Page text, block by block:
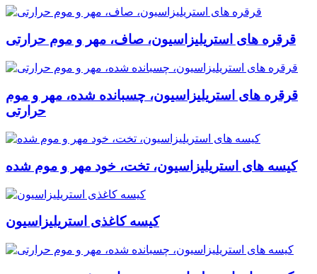
قرقره های استریلیزاسیون، صاف، مهر و موم حرارتی
قرقره های استریلیزاسیون، چسبانده شده، مهر و موم
حرارتی
کیسه های استریلیزاسیون، تخت، خود مهر و موم شده
کیسه کاغذی استریلیزاسیون